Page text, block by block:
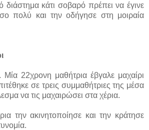
διάστημα κάτι σοβαρό πρέπει να έγινε
πολύ και την οδήγησε στη μοιραία
22χρονη μαθήτρια έβγαλε μαχαίρι
σε τρεις συμμαθήτριες της μέσα
να τις μαχαιρώσει στα χέρια.
την ακινητοποίησε και την κράτησε